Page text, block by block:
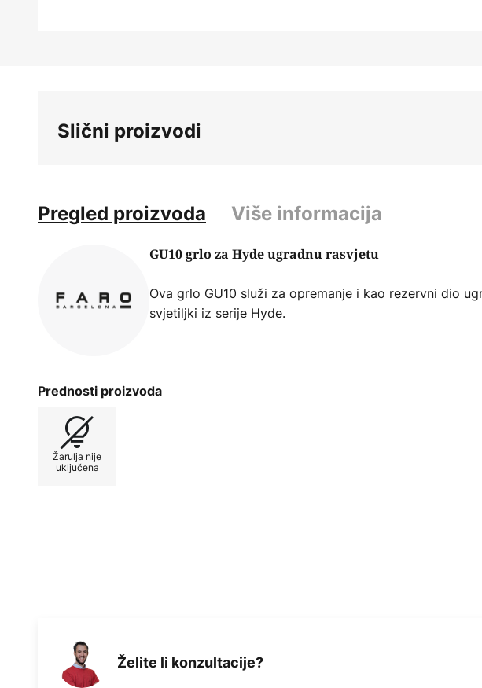
Slični proizvodi
Pregled proizvoda Više informacija
GU10 grlo za Hyde ugradnu rasvjetu
Ova grlo GU10 služi za opremanje i kao rezervni dio
svjetiljki iz serije Hyde.
Prednosti proizvoda
Žarulja nije
uključena
Želite li konzultacije?